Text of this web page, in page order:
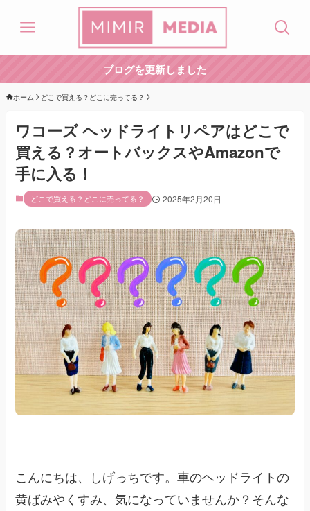
ブログを更新しました
ホーム どこで買える？どこに売ってる？
ワコーズ ヘッドライトリペアはどこで
買える？オートバックスやAmazonで
手に入る！
どこで買える？どこに売ってる？ 2025年2月20日
こんにちは、しげっちです。車のヘッドライトの
黄ばみやくすみ、気になっていませんか？そんな